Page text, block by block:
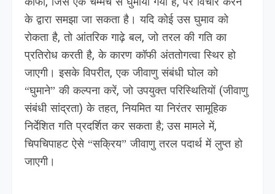
के द्वारा समझा जा सकता है। यदि कोई उस घुमाव को
रोकता है, तो आंतरिक गाढ़े बल, जो तरल की गति का
प्रतिरोध करती है, के कारण कॉफी अंततोगत्वा स्थिर हो
जाएगी। इसके विपरीत, एक जीवाणु संबंधी घोल को
“घुमाने” की कल्पना करें, जो उपयुक्त परिस्थितियों (जीवाणु
संबंधी सांद्रता) के तहत, नियमित या निरंतर सामूहिक
निर्देशित गति प्रदर्शित कर सकता है; उस मामले में,
चिपचिपाहट ऐसे “सक्रिय” जीवाणु तरल पदार्थ में लुप्त हो
जाएगी।